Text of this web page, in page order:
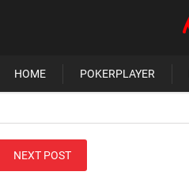
HOME POKERPLAYER
NEXT POST